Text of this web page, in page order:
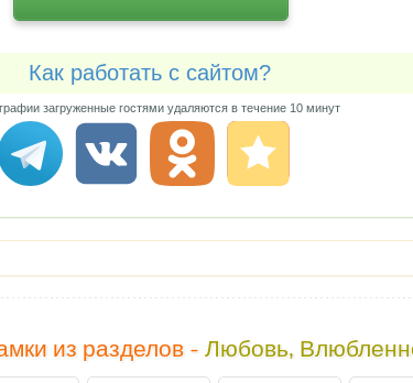
Как работать с сайтом?
загруженные гостями удаляются в течение 10 минут
из разделов - Любовь,